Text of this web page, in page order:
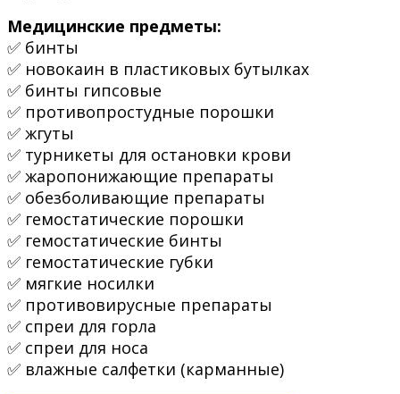
Медицинские предметы:
✅ бинты
✅ новокаин в пластиковых бутылках
✅ бинты гипсовые
✅ противопростудные порошки
✅ жгуты
✅ турникеты для остановки крови
✅ жаропонижающие препараты
✅ обезболивающие препараты
✅ гемостатические порошки
✅ гемостатические бинты
✅ гемостатические губки
✅ мягкие носилки
✅ противовирусные препараты
✅ спреи для горла
✅ спреи для носа
✅ влажные салфетки (карманные)